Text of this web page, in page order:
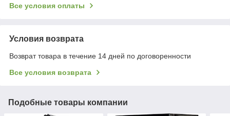
Все условия оплаты
Условия возврата
Возврат товара в течение 14 дней по договоренности
Все условия возврата
Подобные товары компании